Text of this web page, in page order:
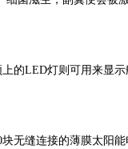
的LED灯则可用来显
无缝连接的薄膜太阳